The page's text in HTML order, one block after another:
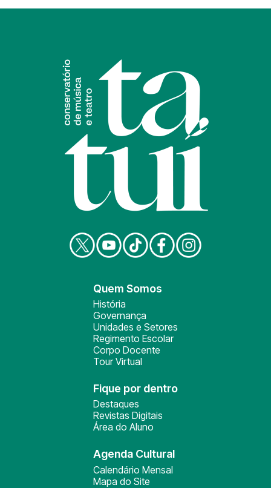
Quem Somos
História
Governança
Unidades e Setores
Regimento Escolar
Corpo Docente
Tour Virtual
Fique por dentro
Destaques
Revistas Digitais
Área do Aluno
Agenda Cultural
Calendário Mensal
Mapa do Site